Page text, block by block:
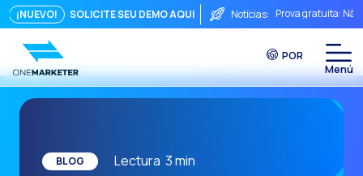
¡NUEVO! SOLICITE SEU DEMO AQUI Notícias: Prova gratuita:
Touchpoints: A
Do chat à
A conversa
POR
BLOG Lectura 3min